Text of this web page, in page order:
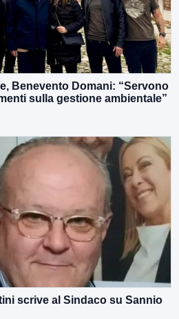
Benevento Domani: “Servono
sulla gestione ambientale”
scrive al Sindaco su Sannio